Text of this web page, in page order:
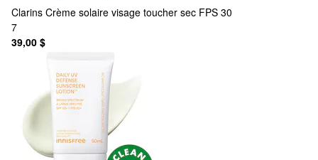
Clarins Crème solaire visage toucher sec FPS 30
7
39,00 $